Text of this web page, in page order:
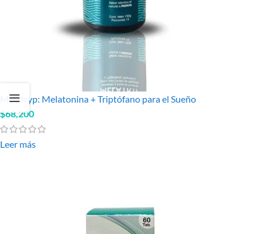
Melatryp: Melatonina + Triptófano para el Sueño
$68,200
Leer más